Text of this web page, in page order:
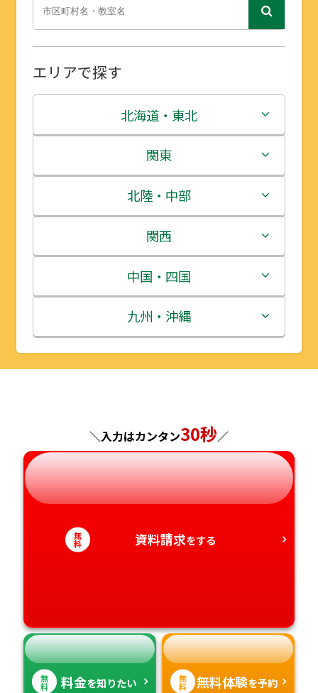
エリアで探す
北海道・東北
北海道
青森県
岩手県
宮城県
秋田県
山形県
関東
茨城県
栃木県
群馬県
埼玉県
千葉県
神奈川県
北陸・中部
新潟県
富山県
石川県
福井県
長野県
岐阜県
愛知県
関西
三重県
滋賀県
京都府
兵庫県
奈良県
中国・四国
鳥取県
島根県
広島県
山口県
香川県
高知県
九州・沖縄
福岡県
長崎県
熊本県
宮崎県
沖縄県
＼入力はカンタン30秒／
無
料 資料請求をする
無
料 料金を知りたい 無
料 無料体験を予約